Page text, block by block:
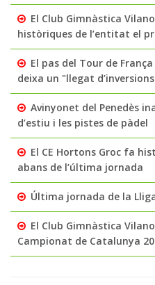
El Club Gimnàstica
històriques de l’entitat el
El pas del Tour de
deixa un "llegat
Avinyonet del Penedès
d’estiu i les pistes de pàdel
El CE Hortons Groc fa
abans de l’última jornada
Última jornada de la
El Club Gimnàstica
Campionat de Catalunya